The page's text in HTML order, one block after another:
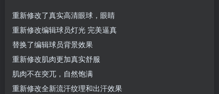
重新修改了真实高清眼球，眼睛
重新修改编辑球员灯光 完美逼真
替换了编辑球员背景效果
重新修改肌肉更加真实舒服
肌肉不在突兀，自然饱满
重新修改全新流汗纹理和出汗效果